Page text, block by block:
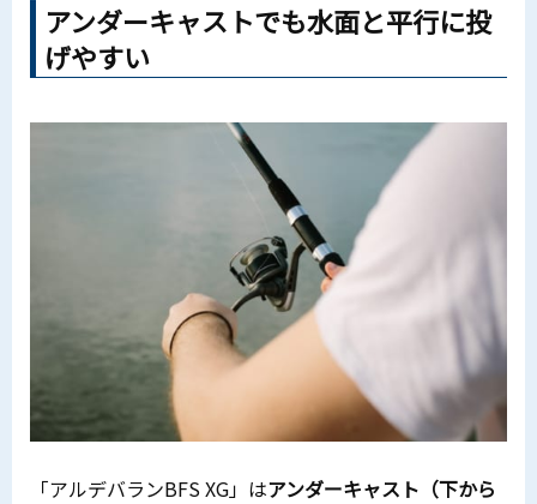
アンダーキャストでも水面と平行に投
げやすい
「アルデバランBFS XG」はアンダーキャスト（下から